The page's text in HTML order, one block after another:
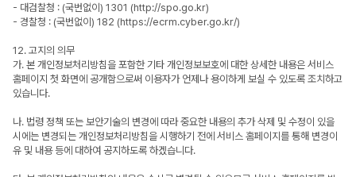
- 대검찰청 : (국번없이) 1301 (http://spo.go.kr)
- 경찰청 : (국번없이) 182 (https://ecrm.cyber.go.kr/)
12. 고지의 의무
가. 본 개인정보처리방침을 포함한 기타 개인정보보호에 대한 상세한 내용은 서비스
홈페이지 첫 화면에 공개함으로써 이용자가 언제나 용이하게 보실 수 있도록 조치하고
있습니다.
나. 법령 정책 또는 보안기술의 변경에 따라 중요한 내용의 추가 삭제 및 수정이 있을
시에는 변경되는 개인정보처리방침을 시행하기 전에 서비스 홈페이지를 통해 변경이
유 및 내용 등에 대하여 공지하도록 하겠습니다.